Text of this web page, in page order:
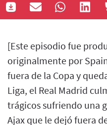
[Este episodio fue
originalmente por
fuera de la Copa y
Liga, el Real Madrid
trágicos sufriendo una
Ajax que le dejó fuera